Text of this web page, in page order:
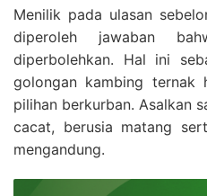
Menilik pada ulasan
diperoleh jawaban
diperbolehkan. Hal ini
golongan kambing ternak
pilihan berkurban. Asalkan
cacat, berusia matang
mengandung.